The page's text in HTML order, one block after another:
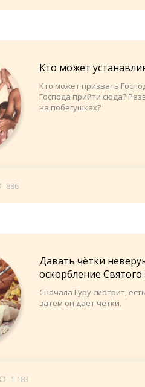
Кто может
Кто может призвать
Господа прийти сюда?
на побегушках?
886
Давать чётки
оскорбление
Сначала Гуру смотрит,
затем он дает чётки.
1 183